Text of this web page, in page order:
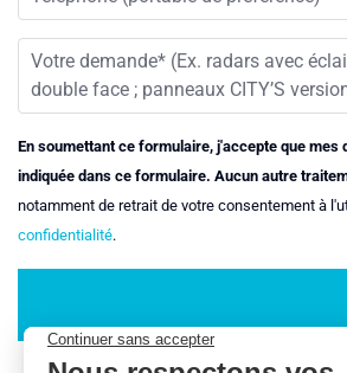
En soumettant ce formulaire, j'accepte que
indiquée dans ce formulaire. Aucun autre
notamment de retrait de votre consentement à
confidentialité.